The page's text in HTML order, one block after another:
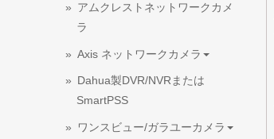
アムクレストネットワークカメ
ラ
Axis ネットワークカメラ
Dahua製DVR/NVRまたは
SmartPSS
ワンスビュー/ガラユーカメラ